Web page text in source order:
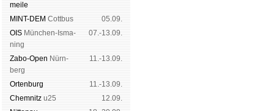
meile
MINT-DEM Cott­bus
05.09.
OIS Mün­chen-Is­ma­
ning
07.-13.09.
Zabo-Open Nürn­
berg
11.-13.09.
Orten­burg
11.-13.09.
Chem­nitz u25
12.09.